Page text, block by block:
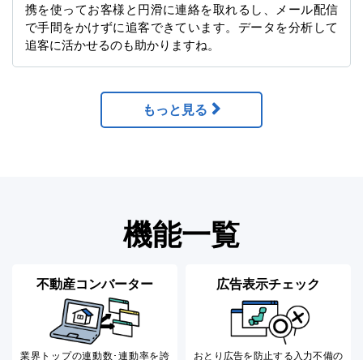
携を使ってお客様と円滑に連絡を取れるし、メール配信
で手間をかけずに追客できています。データを分析して
追客に活かせるのも助かりますね。
もっと見る
機能一覧
不動産コンバーター
業界トップの連動数･連動率を誇
広告表示チェック
おとり広告を防止する 入力不備の